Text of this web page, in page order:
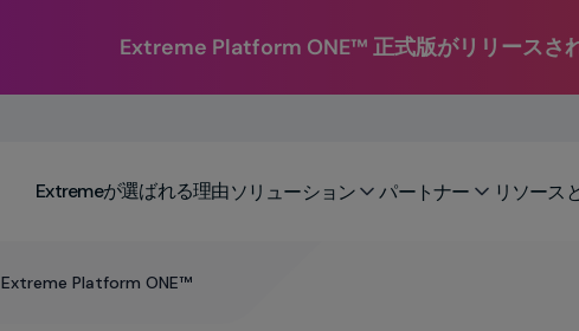
Extreme Platform ONE™ 正式版がリリースさ
Extremeが選ばれる理由ソリューション パートナー リソース
Extreme Platform ONE™